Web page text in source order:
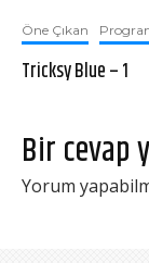
Öne Çıkan
Tricksy Blue – 1
Bir cevap
Yorum